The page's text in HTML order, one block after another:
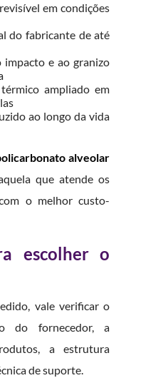
em condições
fabricante de até
e ao granizo
ampliado em
ao longo da vida
alveolar
que atende os
o melhor custo-
escolher o
vale verificar o
do fornecedor, a
a estrutura
de suporte.